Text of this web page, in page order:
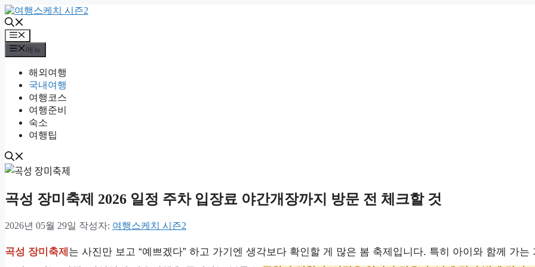
컨
텐
츠
로
건
메
뉴
메뉴
해외여행
국내여행
여행코스
여행준비
숙소
여행팁
곡성 장미축제 2026 일정 주차 입장료 야간개장까지 방문 전 체크할 것
2026년 05월 29일 작성자: 여행스케치 시즌2
곡성 장미축제 는 사진만 보고 “예쁘겠다” 하고 가기엔 생각보다 확인할 게 많은 봄 축제입니다. 특히 아이와 함께 가는